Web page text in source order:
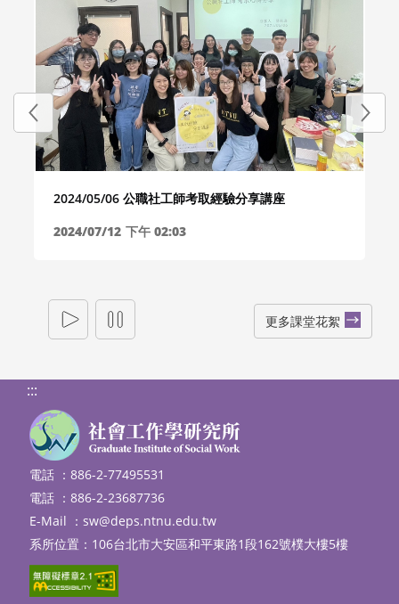
2024/05/06 公職社工師考取經驗分享講座
2024/07/12 下午 02:03
更多課堂花絮
:::
電話 ：886-2-77495531
電話 ：886-2-23687736
E-Mail ： sw@deps.ntnu.edu.tw
系所位置：106台北市大安區和平東路1段162號樸大樓5樓